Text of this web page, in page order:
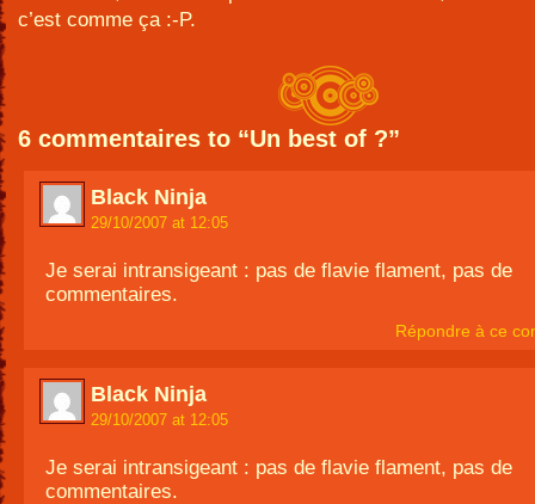
c’est comme ça :-P.
6 commentaires to “Un best of ?”
Black Ninja
29/10/2007 at 12:05
Je serai intransigeant : pas de flavie flament, pas de
commentaires.
Répondre à ce
Black Ninja
29/10/2007 at 12:05
Je serai intransigeant : pas de flavie flament, pas de
commentaires.